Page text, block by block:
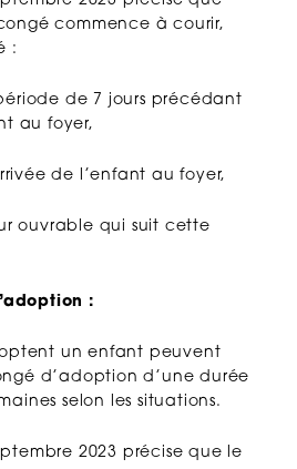
commence à courir,
:
de 7 jours précédant
au foyer,
de l’enfant au foyer,
ouvrable qui suit cette
:
un enfant peuvent
d’adoption d’une durée
selon les situations.
2023 précise que le